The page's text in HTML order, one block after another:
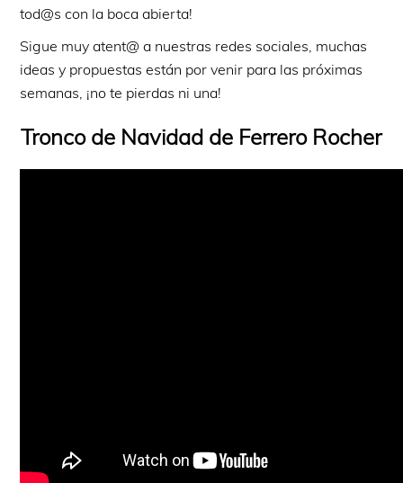
tod@s con la boca abierta!
Sigue muy atent@ a nuestras redes sociales, muchas
ideas y propuestas están por venir para las próximas
semanas, ¡no te pierdas ni una!
Tronco de Navidad de Ferrero Rocher